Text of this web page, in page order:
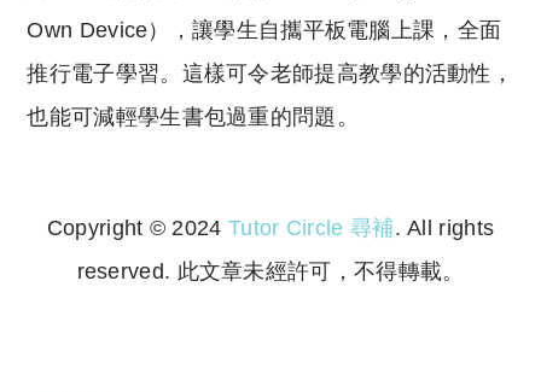
Own Device），讓學生自攜平板電腦上課，全面
推行電子學習。這樣可令老師提高教學的活動性，
也能可減輕學生書包過重的問題。
Copyright © 2024 Tutor Circle 尋補. All rights
reserved. 此文章未經許可，不得轉載。